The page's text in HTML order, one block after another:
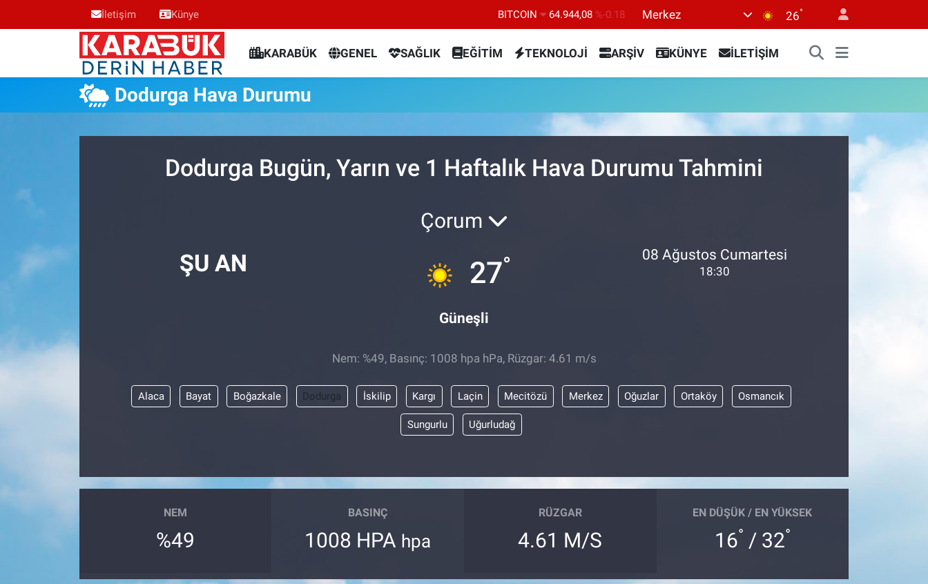
İletişim Künye BITCOIN 64.944,08 %-0.18
GRAM ALTIN
6660.55 %0.03
BİST100
13.779 %-14
Merkez 26°
KARABÜK GENEL SAĞLIK EĞİTİM TEKNOLOJİ ARŞİV KÜNYE İLETİŞİM
Dodurga Hava Durumu
Dodurga Bugün, Yarın ve 1 Haftalık Hava Durumu Tahmini
ŞU AN
Çorum
27°
Güneşli
08 Ağustos Cumartesi
18:30
Nem: %49, Basınç: 1008 hpa hPa, Rüzgar: 4.61 m/s
Alaca Bayat Boğazkale Dodurga İskilip Kargı Laçin Mecitözü Merkez Oğuzlar Ortaköy Osmancık
Sungurlu Uğurludağ
NEM
%49
BASINÇ
1008 HPA hpa
RÜZGAR
4.61 M/S
EN DÜŞÜK / EN YÜKSEK
16° / 32°
Karabük Nöbetçi Eczaneler
Karabük Hava Durumu
Süper Lig Puan Durumu ve Fikstür